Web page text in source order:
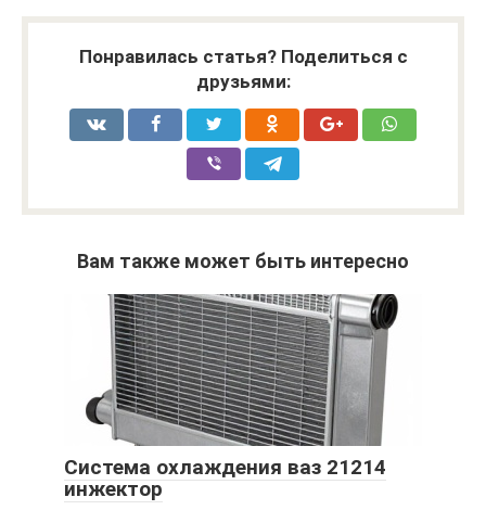
Понравилась статья? Поделиться с
друзьями:
Вам также может быть интересно
Система охлаждения ваз 21214
инжектор